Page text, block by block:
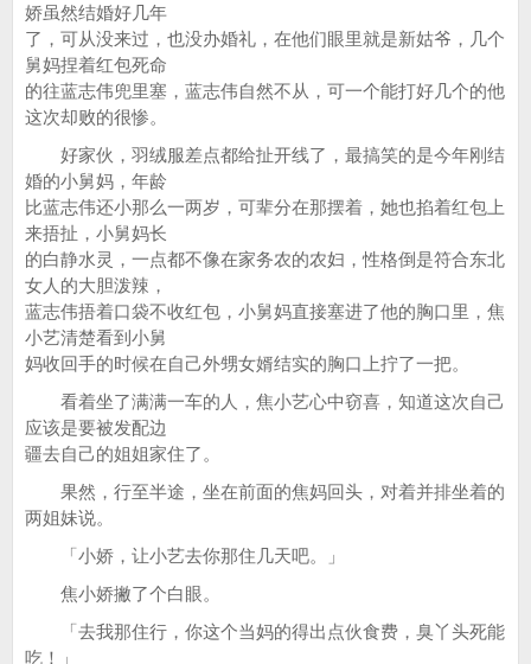
娇虽然结婚好几年
了，可从没来过，也没办婚礼，在他们眼里就是新姑爷，几个
舅妈捏着红包死命
的往蓝志伟兜里塞，蓝志伟自然不从，可一个能打好几个的他
这次却败的很惨。
好家伙，羽绒服差点都给扯开线了，最搞笑的是今年刚结
婚的小舅妈，年龄
比蓝志伟还小那么一两岁，可辈分在那摆着，她也掐着红包上
来捂扯，小舅妈长
的白静水灵，一点都不像在家务农的农妇，性格倒是符合东北
女人的大胆泼辣，
蓝志伟捂着口袋不收红包，小舅妈直接塞进了他的胸口里，焦
小艺清楚看到小舅
妈收回手的时候在自己外甥女婿结实的胸口上拧了一把。
看着坐了满满一车的人，焦小艺心中窃喜，知道这次自己
应该是要被发配边
疆去自己的姐姐家住了。
果然，行至半途，坐在前面的焦妈回头，对着并排坐着的
两姐妹说。
「小娇，让小艺去你那住几天吧。」
焦小娇撇了个白眼。
「去我那住行，你这个当妈的得出点伙食费，臭丫头死能
吃！」